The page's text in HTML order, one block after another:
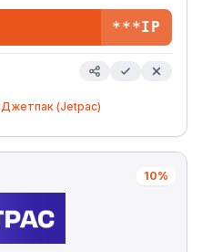
***IP
Джетпак (Jetpac)
10%